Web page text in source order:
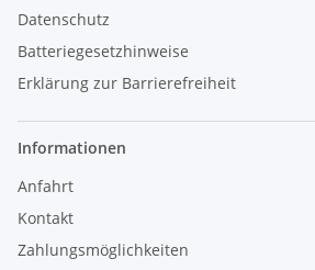
Datenschutz
Batteriegesetzhinweise
Erklärung zur Barrierefreiheit
Informationen
Anfahrt
Kontakt
Zahlungsmöglichkeiten